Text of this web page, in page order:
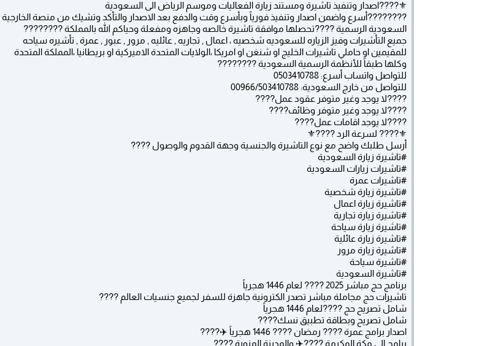
⚜️????اصدار وتنفيذ تاشيرة ومستند زيارة الفعاليات وموسم الرياض الى السعودية
????????أسرع واضمن اصدار وتنفيذ فورياً وبأسرع وقت والدفع بعد الاصدار والتأكد وتشيك من منصة الخارجية
السعودية الرسمية ????تحصلها موافقة تاشيرة خالصه وجاهزه ومفعلة وحياكم الله بالمملكة ????????
جميع التأشيرات وفيز الزياره للسعوديه شخصيه ، اعمال , تجاريه , عائليه , مرور , عبور , عمرة , تأشيره سياحه
للمقيمين او حاملي تاشيرات الخليج او شنغن او امريكا ،الولايات المتحدة الاميركية او بريطانيا ،المملكة المتحدة
وكلها طبقاً للأنظمة الرسمية السعودية ????????
للتواصل واتساب أسرع: 0503410788
للتواصل من خارج السعودية: 00966/503410788
????لا يوجد وغير متوفر عقود عمل????
????لا يوجد وغير متوفر وظائف????
????لا يوجد اقامات عمل????
⚜️???? لسرعة الرد ????⚜️
أرسل طلبك واضح مع نوع التاشيرة والجنسية وجهة القدوم والوصول ????
#تاشيرة زيارة السعودية
#تاشيرات زيارات السعودية
#تاشيرات عمرة
#تاشيرة زيارة شخصية
#تاشيرة زيارة اعمال
#تاشيرة زيارة تجارية
#تاشيرة زيارة سياحة
#تاشيرة زيارة عائلية
#تاشيرة زيارة مرور
#تاشيرة سياحة
#تاشيرة السعودية
برنامج حج مباشر 2025 ???? لعام 1446 هجرياً
تاشيرات حج مجاملة مباشر تصدر الكترونية جاهزة للسفر لجميع جنسيات العالم ????
شامل تصريح حج ????لعام 1446 هجرياً
شامل تصريح وبطاقة تطبيق نسك????
اصدار برامج عمرة ???? رمضان ???? 1446 هجرياً ✈️????
برامج الى مكة المكرمة ????✈️ والمدينة المنورة ????